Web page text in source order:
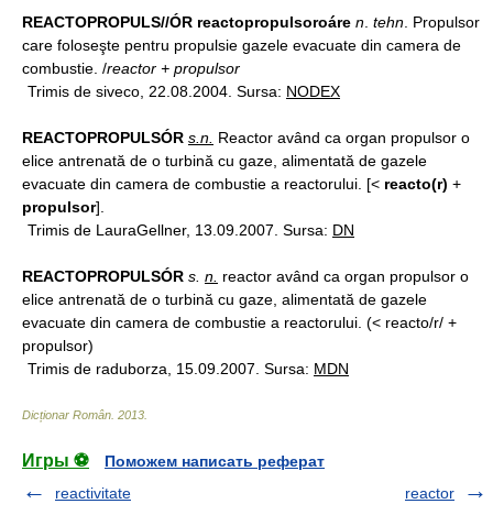
REACTOPROPULS//ÓR reactopropulsoroáre n tehn . Propulsor
care foloseşte pentru propulsie gazele evacuate din camera de
combustie. /reactor + propulsor
Trimis de siveco, 22.08.2004. Sursa: NODEX
REACTOPROPULSÓR s.n. Reactor având ca organ propulsor o
elice antrenată de o turbină cu gaze, alimentată de gazele
evacuate din camera de combustie a reactorului. [< reacto(r) +
propulsor].
Trimis de LauraGellner, 13.09.2007. Sursa: DN
REACTOPROPULSÓR s. n. reactor având ca organ propulsor o
elice antrenată de o turbină cu gaze, alimentată de gazele
evacuate din camera de combustie a reactorului. (< reacto/r/ +
propulsor)
Trimis de raduborza, 15.09.2007. Sursa: MDN
Dicționar Român 2013
Игры ⚽
Поможем написать реферат
reactivitate
reactor